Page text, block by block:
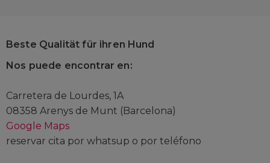
Beste Qualität für ihren Hund
Nos puede encontrar en:
Carretera de Lourdes, 1A
08358 Arenys de Munt (Barcelona)
Google Maps
reservar cita por whatsup o por teléfono